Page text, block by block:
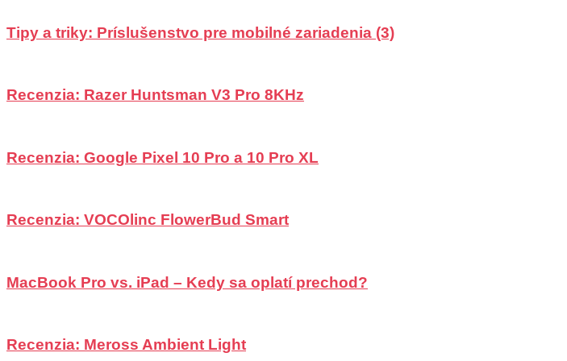
Tipy a triky: Príslušenstvo pre mobilné zariadenia (3)
Recenzia: Razer Huntsman V3 Pro 8KHz
Recenzia: Google Pixel 10 Pro a 10 Pro XL
Recenzia: VOCOlinc FlowerBud Smart
MacBook Pro vs. iPad – Kedy sa oplatí prechod?
Recenzia: Meross Ambient Light